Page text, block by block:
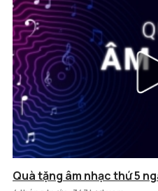
Quà tặng âm nhạc thứ 5